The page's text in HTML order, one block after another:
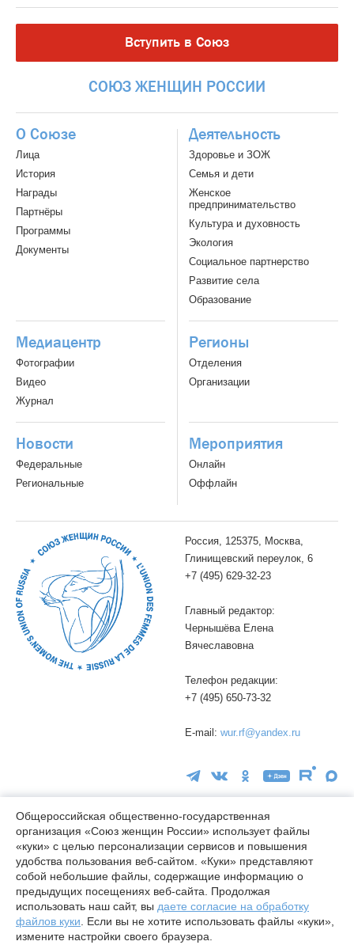
Вступить в Союз
СОЮЗ ЖЕНЩИН РОССИИ
О Союзе
Лица
История
Награды
Партнёры
Программы
Документы
Деятельность
Здоровье и ЗОЖ
Семья и дети
Женское
предпринимательство
Культура и духовность
Экология
Социальное партнерство
Развитие села
Образование
Медиацентр
Фотографии
Видео
Журнал
Регионы
Отделения
Организации
Новости
Федеральные
Региональные
Мероприятия
Онлайн
Оффлайн
Россия, 125375, Москва,
Глинищевский переулок, 6
+7 (495) 629-32-23
Главный редактор:
Чернышёва Елена
Вячеславовна
Телефон редакции:
+7 (495) 650-73-32
E-mail: wur.rf@yandex.ru
16+
© wuor.ru Использование материалов сайта разрешается только
при указании ссылки на источник
Правовая информация
Карта сайта
Общероссийская общественно-государственная
организация «Союз женщин России» использует файлы
«куки» с целью персонализации сервисов и повышения
удобства пользования веб-сайтом. «Куки» представляют
собой небольшие файлы, содержащие информацию о
предыдущих посещениях веб-сайта. Продолжая
использовать наш сайт, вы даете согласие на обработку
файлов куки . Если вы не хотите использовать файлы «куки»,
измените настройки своего браузера.